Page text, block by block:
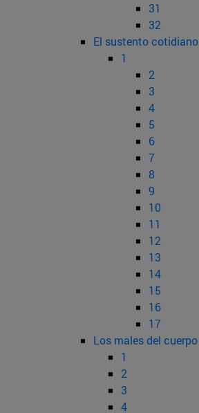
31
32
El sustento cotidiano
1
2
3
4
5
6
7
8
9
10
11
12
13
14
15
16
17
Los males del cuerpo
1
2
3
4